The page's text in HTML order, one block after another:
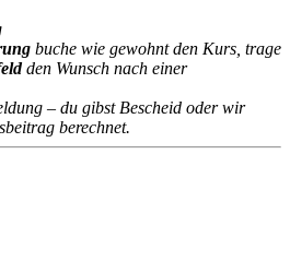
buche wie gewohnt den Kurs, trage
den Wunsch nach einer
– du gibst Bescheid oder wir
berechnet.